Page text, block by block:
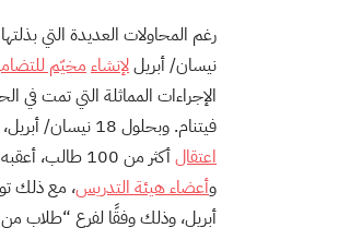
نيسان/ أبريللإنشاء مخيّم
الإجراءات المماثلة التي تمت
فيتنام. وبحلول 18 نيسان/ أبريل،
اعتقالأكثر من 100 طالب، أعقبه إيقافهم الفوري عن الدراسة. وقد أدى ذلك إلى معارضة هائلة من
وأعضاء هيئة التدريس، مع ذلك
أبريل، وذلك وفقًا لفرع “طلاب